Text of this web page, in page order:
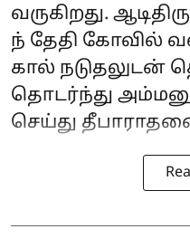
வருகிறது.
ந் தேதி கோவில்
கால் நடுதலுடன்
தொடர்ந்து
செய்து